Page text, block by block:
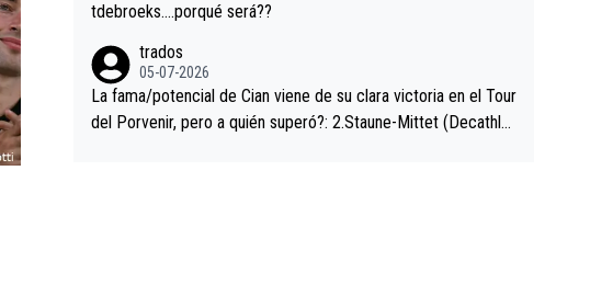
tdebroeks….porqué será??
trados
05-07-2026
La fama/potencial de Cian viene de su clara victoria en el Tour
del Porvenir, pero a quién superó?: 2.Staune-Mittet (Decathlo